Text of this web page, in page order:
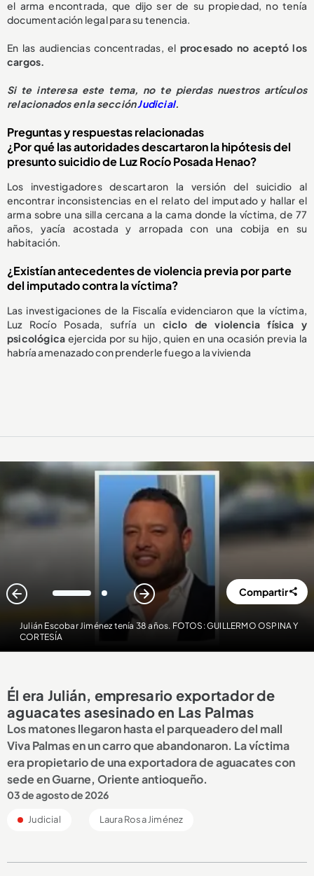
el arma encontrada, que dijo ser de su propiedad, no tenía
documentación legal para su tenencia.
En las audiencias concentradas, el procesado no aceptó los
cargos.
Si te interesa este tema, no te pierdas nuestros artículos
relacionados en la secciónJudicial.
Preguntas y respuestas relacionadas
¿Por qué las autoridades descartaron la hipótesis del
presunto suicidio de Luz Rocío Posada Henao?
Los investigadores descartaron la versión del suicidio al
encontrar inconsistencias en el relato del imputado y hallar el
arma sobre una silla cercana a la cama donde la víctima, de 77
años, yacía acostada y arropada con una cobija en su
habitación.
¿Existían antecedentes de violencia previa por parte
del imputado contra la víctima?
Las investigaciones de la Fiscalía evidenciaron que la víctima,
Luz Rocío Posada, sufría un ciclo de violencia física y
psicológica ejercida por su hijo, quien en una ocasión previa la
habría amenazado con prenderle fuego a la vivienda
Julián Escobar Jiménez tenía 38 años. FOTOS: GUILLERMO OSPINA Y
CORTESÍA
1 2 Compartir
Él era Julián, empresario exportador de
aguacates asesinado en Las Palmas
Los matones llegaron hasta el parqueadero del mall
Viva Palmas en un carro que abandonaron. La víctima
era propietario de una exportadora de aguacates con
sede en Guarne, Oriente antioqueño.
03 de agosto de 2026
Judicial Laura Rosa Jiménez